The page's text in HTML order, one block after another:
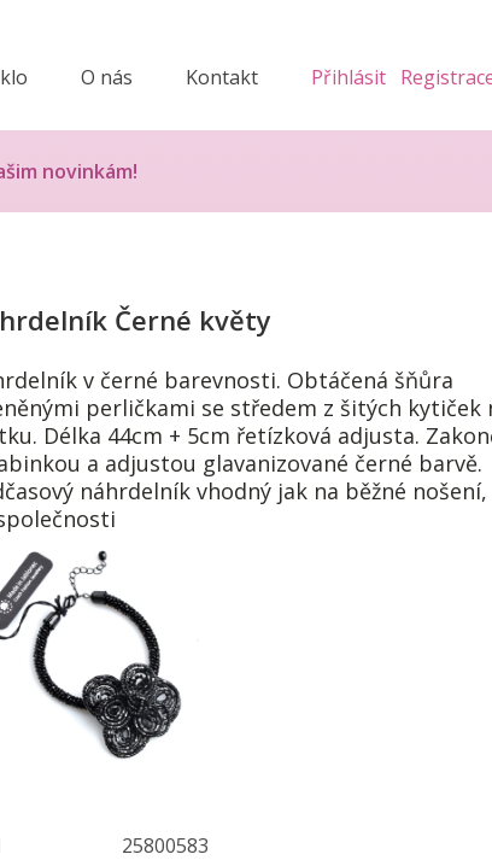
O nás Kontakt Přihlásit
novinkám!
Černé květy
v černé barevnosti. Obtáčená šňůra
perličkami se středem z šitých kytiček
Délka 44cm + 5cm řetízková adjusta.
a adjustou glavanizované černé barvě.
náhrdelník vhodný jak na běžné
25800583